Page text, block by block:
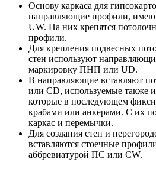
Основу каркаса для
направляющие профили,
UW. На них крепятся
профили.
Для крепления подвесных
стен используют
маркировку ПНП или UD.
В направляющие вставляют
или CD, используемые также
которые в последующем
крабами или анкерами. С их
каркас и перемычки.
Для создания стен и
вставляются стоечные
аббревиатурой ПС или CW.